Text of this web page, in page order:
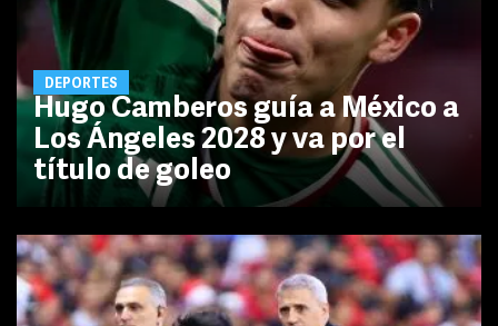
DEPORTES
Hugo Camberos guía a México a
Los Ángeles 2028 y va por el
título de goleo